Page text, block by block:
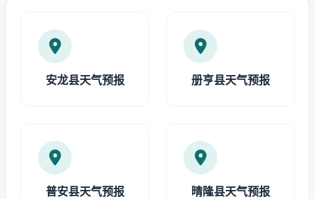
安龙县天气预报 册亨县天气预报
普安县天气预报 晴隆县天气预报